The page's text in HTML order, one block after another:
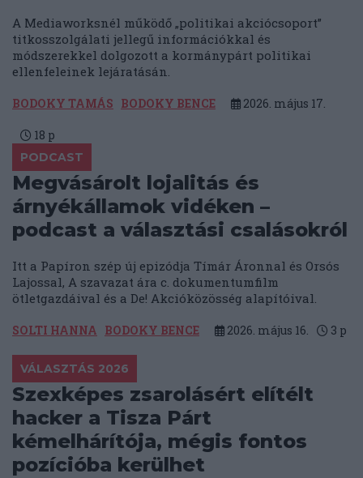
A Mediaworksnél működő „politikai akciócsoport”
titkosszolgálati jellegű információkkal és
módszerekkel dolgozott a kormánypárt politikai
ellenfeleinek lejáratásán.
BODOKY TAMÁS BODOKY BENCE 2026. május 17.
18 p
PODCAST
Megvásárolt lojalitás és
árnyékállamok vidéken –
podcast a választási csalásokról
Itt a Papíron szép új epizódja Tímár Áronnal és Orsós
Lajossal, A szavazat ára c. dokumentumfilm
ötletgazdáival és a De! Akcióközösség alapítóival.
SOLTI HANNA BODOKY BENCE 2026. május 16. 3 p
VÁLASZTÁS 2026
Szexképes zsarolásért elítélt
hacker a Tisza Párt
kémelhárítója, mégis fontos
pozícióba kerülhet